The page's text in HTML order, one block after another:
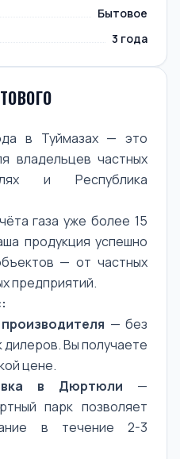
Бытовое
3 года
в Туймазах — это
владельцев частных
и Республика
газа уже более 15
продукция успешно
— от частных
предприятий.
— без
Вы получаете
цене.
в Дюртюли —
парк позволяет
в течение 2-3